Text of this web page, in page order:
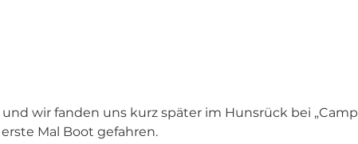
wir fanden uns kurz später im Hunsrück bei „Camp
Mal Boot gefahren.